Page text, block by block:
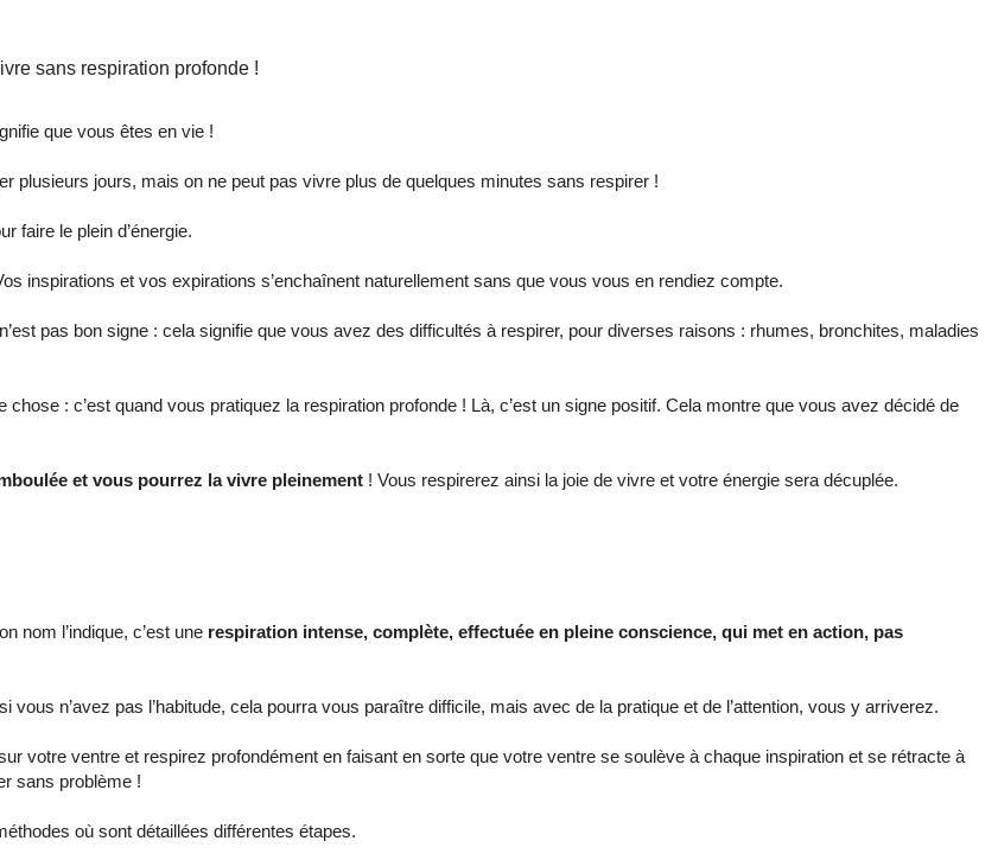
sans respiration profonde !
que vous êtes en vie !
plusieurs jours, mais on ne peut pas vivre plus de quelques minutes sans respirer !
faire le plein d’énergie.
inspirations et vos expirations s’enchaînent naturellement sans que vous vous en rendiez compte.
pas bon signe : cela signifie que vous avez des difficultés à respirer, pour diverses raisons : rhumes, bronchites, maladies
: c’est quand vous pratiquez la respiration profonde ! Là, c’est un signe positif. Cela montre que vous avez décidé de
et vous pourrez la vivre pleinement ! Vous respirerez ainsi la joie de vivre et votre énergie sera décuplée.
nom l’indique, c’est une respiration intense, complète, effectuée en pleine conscience, qui met en action, pas
vous n’avez pas l’habitude, cela pourra vous paraître difficile, mais avec de la pratique et de l’attention, vous y arriverez.
votre ventre et respirez profondément en faisant en sorte que votre ventre se soulève à chaque inspiration et se rétracte à
sans problème !
où sont détaillées différentes étapes.